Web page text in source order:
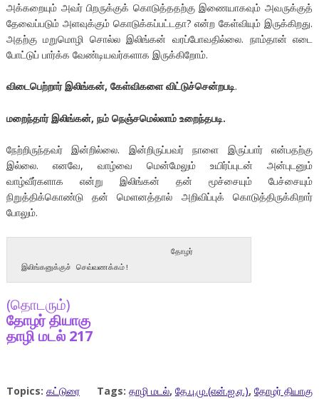
அக்கறையும் அவர் பிறருக்குக் கொடுத்ததற்கு இணையாகவும் அவருக்குத்
தேவைப்படும் அளவுக்கும் கொடுக்கப்பட்டதா? என்ற கேள்வியும் இருக்கிறது.
அதற்கு மறுமொழி சொல்ல இலிங்கன் வரப்போவதில்லை. நாம்தான் எடை
போட்டுப் பார்க்க வேண்டியவர்களாக இருக்கிறோம்.
விடைபெற்றார் இலிங்கன், கேள்விகளை விட்டுச்சென்றபடி.
மறைந்தார் இலிங்கன், நம் நெஞ்சமெல்லாம் உறைந்தபடி.
நேற்றிருந்தவர் இன்றில்லை. இன்றிருப்பவர் நாளை இருப்பார் என்பதற்கு
இல்லை. எனவே, வாழ்வை மென்மேலும் உயிர்ப்புடன் அன்புடனும்
வாழ்வீர்களாக என்று இலிங்கன் தன் மூச்சையும் பேச்சையும்
நிறுத்திக்கொண்டு தன் மெளனத்தால் அறிவிப்புக் கொடுத்திருக்கிறார்
போலும்.
                              தோழர்
இலிங்கனுக்குச் செவ்வணக்கம்!
(தொடரும்)
தோழர் தியாகு
தாழி மடல் 217
Topics: கட்டுரை Tags: தாழி மடல், தே.பு.மு.(என்.ஐ.ஏ.), தோழர் தியாகு